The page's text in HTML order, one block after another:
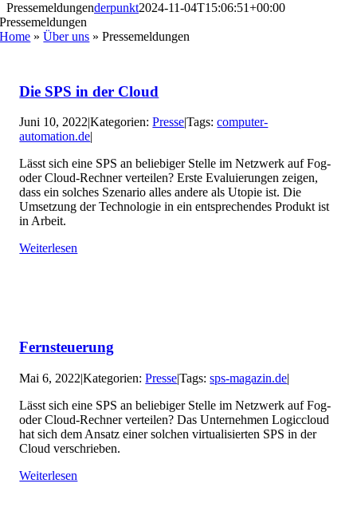
Pressemeldungenderpunkt2024-11-04T15:06:51+00:00
Presse­meldungen
Home »Über uns »Pressemeldungen
Die SPS in der Cloud
Juni 10, 2022|Kategorien:Presse|Tags:computer-
automation.de|
Lässt sich eine SPS an beliebiger Stelle im Netzwerk auf Fog-
oder Cloud-Rechner verteilen? Erste Evaluierungen zeigen,
dass ein solches Szenario alles andere als Utopie ist. Die
Umsetzung der Technologie in ein entsprechendes Produkt ist
in Arbeit.
Weiterlesen
Fernsteuerung
Mai 6, 2022|Kategorien:Presse|Tags:sps-magazin.de|
Lässt sich eine SPS an beliebiger Stelle im Netzwerk auf Fog-
oder Cloud-Rechner verteilen? Das Unternehmen Logiccloud
hat sich dem Ansatz einer solchen virtualisierten SPS in der
Cloud verschrieben.
Weiterlesen